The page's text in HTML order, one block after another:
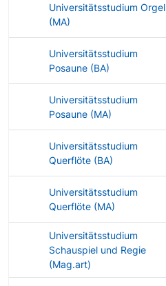
Universitätsstudium Orgel
(MA)
Universitätsstudium
Posaune (BA)
Universitätsstudium
Posaune (MA)
Universitätsstudium
Querflöte (BA)
Universitätsstudium
Querflöte (MA)
Universitätsstudium
Schauspiel und Regie
(Mag.art)